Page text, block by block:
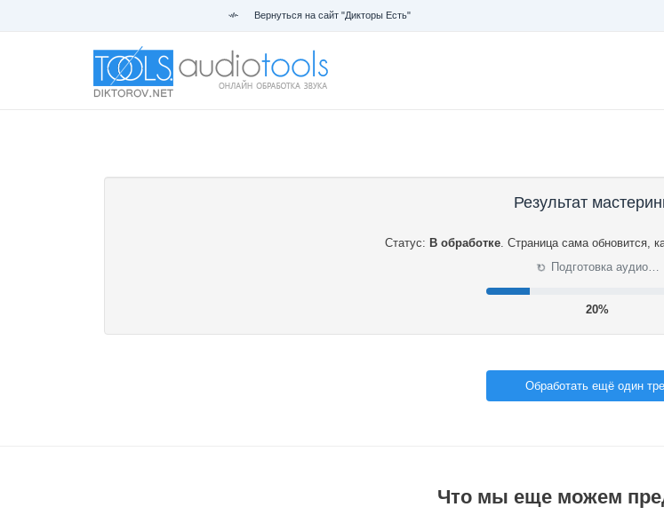
Вернуться на сайт "Дикторы Есть"
Результат
Статус: В обработке. Страница сама обновится,
⟳ Подготовка аудио…
21%
Обработать ещё один
Что мы еще можем